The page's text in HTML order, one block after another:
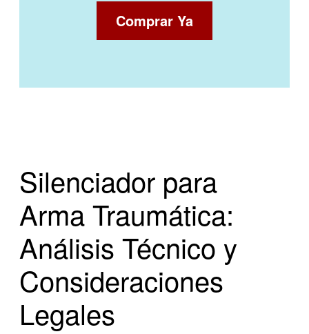
Comprar Ya
Silenciador para
Arma Traumática:
Análisis Técnico y
Consideraciones
Legales